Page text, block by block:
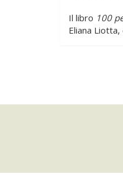
Il libro 100
Eliana